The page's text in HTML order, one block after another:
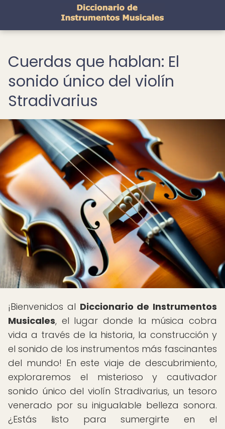
Cuerdas que hablan: El
sonido único del violín
Stradivarius
¡Bienvenidos al Diccionario de Instrumentos
Musicales, el lugar donde la música cobra
vida a través de la historia, la construcción y
el sonido de los instrumentos más fascinantes
del mundo! En este viaje de descubrimiento,
exploraremos el misterioso y cautivador
sonido único del violín Stradivarius, un tesoro
venerado por su inigualable belleza sonora.
¿Estás listo para sumergirte en el